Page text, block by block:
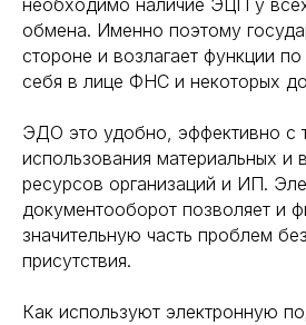
необходимо наличие ЭЦП у
обмена. Именно поэтому
стороне и возлагает функции
себя в лице ФНС и некоторых
ЭДО это удобно, эффективно с
использования материальных и
ресурсов организаций и ИП.
документооборот позволяет и
значительную часть проблем
присутствия.
Как используют электронную